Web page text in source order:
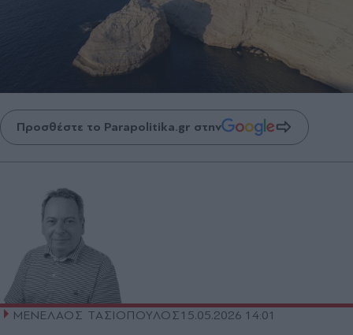
Προσθέστε το Parapolitika.gr στην
ΜΕΝΕΛΑΟΣ ΤΑΣΙΟΠΟΥΛΟΣ15.05.2026 14:01